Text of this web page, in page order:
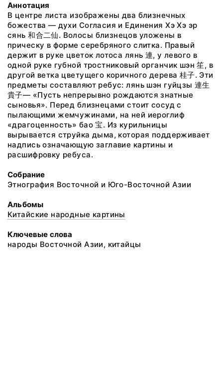
Аннотация
В центре листа изображены два близнечных
божества — духи Согласия и Единения Хэ Хэ эр
сянь 和合二仙. Волосы близнецов уложены в
прическу в форме серебряного слитка. Правый
держит в руке цветок лотоса лянь 連, у левого в
одной руке губной тростниковый органчик шэн 笙, в
другой ветка цветущего коричного дерева 桂子. Эти
предметы составляют ребус: лянь шэн гуйцзы 連生
貴子— «Пусть непрерывно рождаются знатные
сыновья». Перед близнецами стоит сосуд с
пылающими жемчужинами, на ней иероглиф
«драгоценность» бао 宝. Из курильницы
вырывается струйка дыма, которая поддерживает
надпись означающую заглавие картины и
расшифровку ребуса.
Собрание
Этнография Восточной и Юго-Восточной Азии
Альбомы
Китайские народные картины
Ключевые слова
народы Восточной Азии, китайцы